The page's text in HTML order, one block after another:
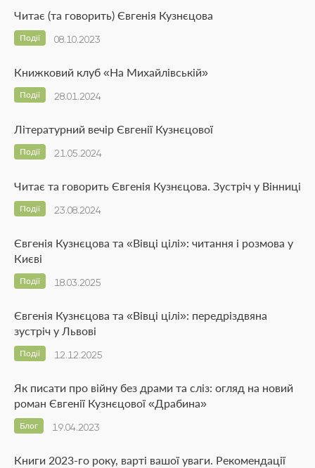
Читає (та говорить) Євгенія Кузнєцова
08.10.2023
Події
Книжковий клуб «На Михайлівській»
28.01.2024
Події
Літературний вечір Євгенії Кузнєцової
21.05.2024
Події
Читає та говорить Євгенія Кузнєцова. Зустріч у Вінниці
23.08.2024
Події
Євгенія Кузнєцова та «Вівці цілі»: читання і розмова у
Києві
18.03.2025
Події
Євгенія Кузнєцова та «Вівці цілі»: передріздвяна
зустріч у Львові
12.12.2025
Події
Як писати про війну без драми та сліз: огляд на новий
роман Євгенії Кузнєцової «Драбина»
19.04.2023
Блог
Книги 2023-го року, варті вашої уваги. Рекомендації